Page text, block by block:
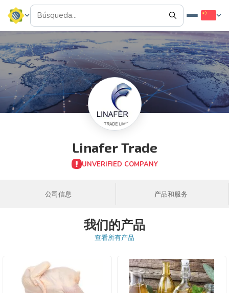
Linafer Trade
UNVERIFIED COMPANY
公司信息 产品和服务
我们的产品
查看所有产品